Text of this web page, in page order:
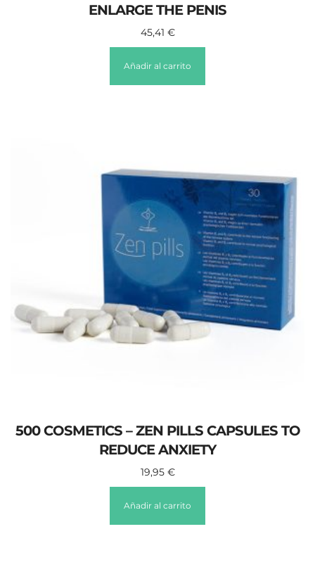
ENLARGE THE PENIS
45,41 €
Añadir al carrito
500 COSMETICS – ZEN PILLS CAPSULES TO
REDUCE ANXIETY
19,95 €
Añadir al carrito